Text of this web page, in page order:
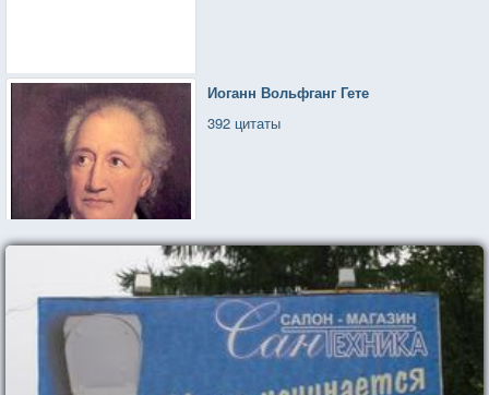
Иоганн Вольфганг Гете
392 цитаты